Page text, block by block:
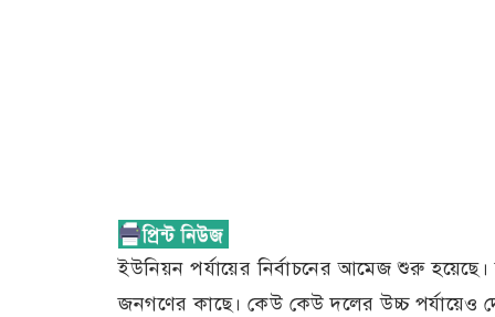
ইউনিয়ন পর্যায়ের নির্বাচনের আমেজ শুরু হয়েছে।
জনগণের কাছে। কেউ কেউ দলের উচ্চ পর্যায়েও